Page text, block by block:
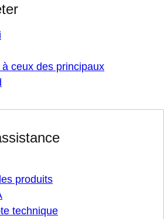
ceux des principaux
produits
technique